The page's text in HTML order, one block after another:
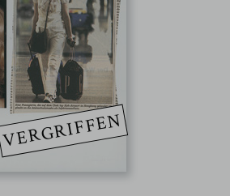
VERGRIFFEN